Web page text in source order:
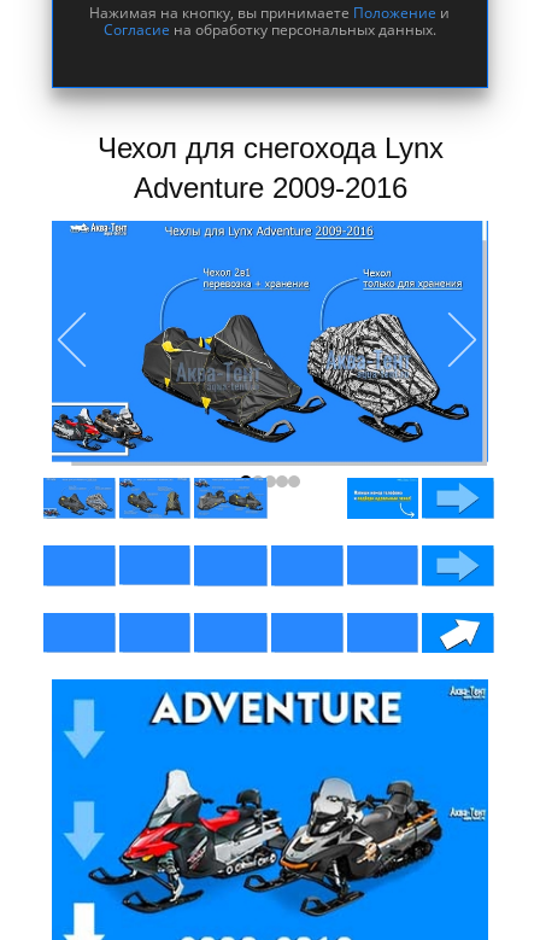
Нажимая на кнопку, вы принимаете Положение и
Согласие на обработку персональных данных.
Чехол для снегохода Lynx
Adventure 2009-2016